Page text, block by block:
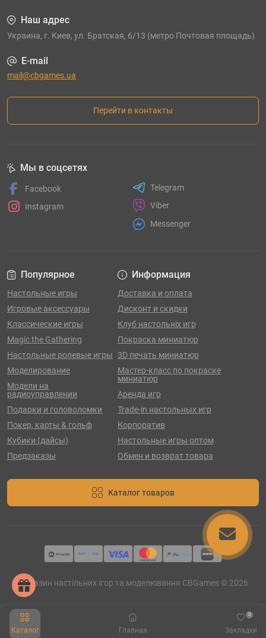
Каталог Главная Закладки
0
Наш адрес
Украина, г. Киев, ул. Братская, 6/13 (метро Почтовая площадь)
E-mail
mail@cbgames.ua
Перейти в контакты
Популярное
Настольные игры
Игровые аксессуары
Классические игры
Magic the Gathering
Настольные ролевые игры
Моделирование
Модели на
радиоуправлении
Подарки и головоломки
Покер, карты & гольф
Кубики (дайсы)
Предзаказы
Информация
Доставка и оплата
Дисконт и скидки
Клуб настольніх игр
Покраска миниатюр
3D печать миниатюр
Мастер-класс по покраске
миниатюр
Аренда игр
Trade-in настольных игр
Корпоратив
Настольные игры оптом
Обмен и возврат товара
Каталог товаров
Мы в соцсетях
Facebook
Instagram
Telegram
Viber
Messenger
Магазин настільних ігор та моделювання CBGames © 2026